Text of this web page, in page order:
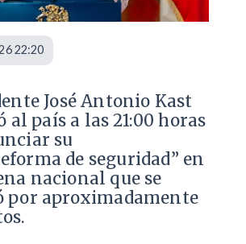
José Antonio Kast
al país a las 21:00 horas
su
de seguridad” en
nacional que se
por aproximadamente
22:20